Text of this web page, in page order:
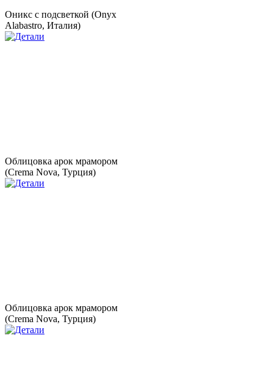
Оникс с подсветкой (Onyx
Alabastro, Италия)
Облицовка арок мрамором
(Crema Nova, Турция)
Облицовка арок мрамором
(Crema Nova, Турция)